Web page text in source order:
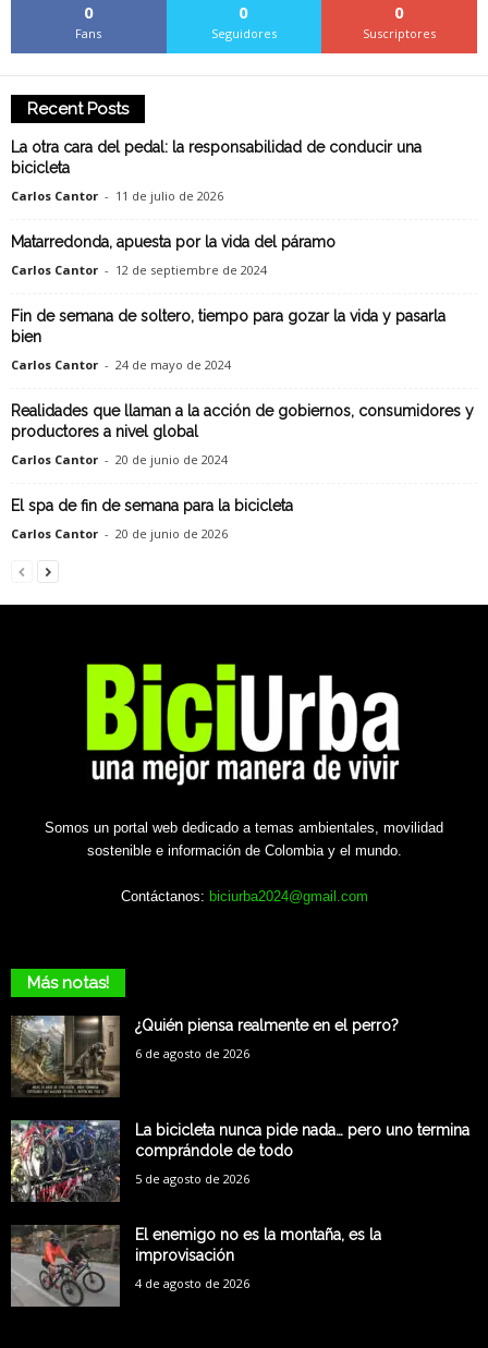
0
Fans
0
Seguidores
0
Suscriptores
Recent Posts
La otra cara del pedal: la responsabilidad de conducir una
bicicleta
Carlos Cantor - 11 de julio de 2026
Matarredonda, apuesta por la vida del páramo
Carlos Cantor - 12 de septiembre de 2024
Fin de semana de soltero, tiempo para gozar la vida y pasarla
bien
Carlos Cantor - 24 de mayo de 2024
Realidades que llaman a la acción de gobiernos, consumidores y
productores a nivel global
Carlos Cantor - 20 de junio de 2024
El spa de fin de semana para la bicicleta
Carlos Cantor - 20 de junio de 2026
Somos un portal web dedicado a temas ambientales, movilidad
sostenible e información de Colombia y el mundo.
Contáctanos: biciurba2024@gmail.com
Más notas!
¿Quién piensa realmente en el perro?
6 de agosto de 2026
La bicicleta nunca pide nada… pero uno termina
comprándole de todo
5 de agosto de 2026
El enemigo no es la montaña, es la
improvisación
4 de agosto de 2026